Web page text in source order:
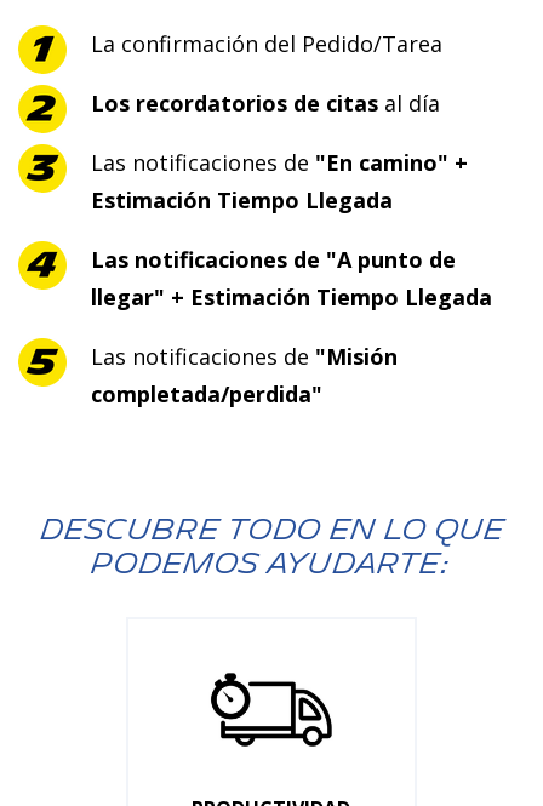
La confirmación del Pedido/Tarea
Los recordatorios de citas al día
Las notificaciones de "En camino" +
Estimación Tiempo Llegada
Las notificaciones de "A punto de
llegar" + Estimación Tiempo Llegada
Las notificaciones de "Misión
completada/perdida"
DESCUBRE TODO EN LO QUE
PODEMOS AYUDARTE: